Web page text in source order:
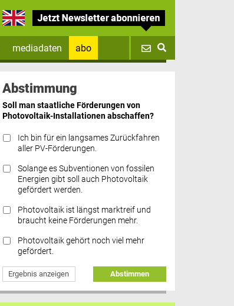
mediadaten
abo
Datenschutz FAQs
Abstimmung
Soll man staatliche Förderungen von
Photovoltaik-Installationen abschaffen?
Ich bin für ein langsames Zurückfahren
aller PV-Förderungen.
Solange es Subventionen von fossilen
Energien gibt soll auch Photovoltaik
gefördert werden.
Photovoltaik ist längst marktreif und
braucht keine Förderungen mehr.
Photovoltaik gehört noch viel mehr
gefördert.
Ergebnis anzeigen Abstimmen